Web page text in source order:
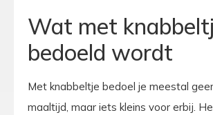
Wat met
bedoeld wordt
Met knabbeltje bedoel je meestal
maaltijd, maar iets kleins voor erbij.